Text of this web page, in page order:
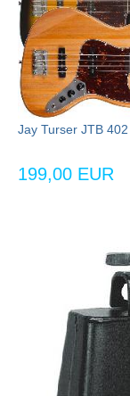
Jay Turser JTB 402
199,00 EUR